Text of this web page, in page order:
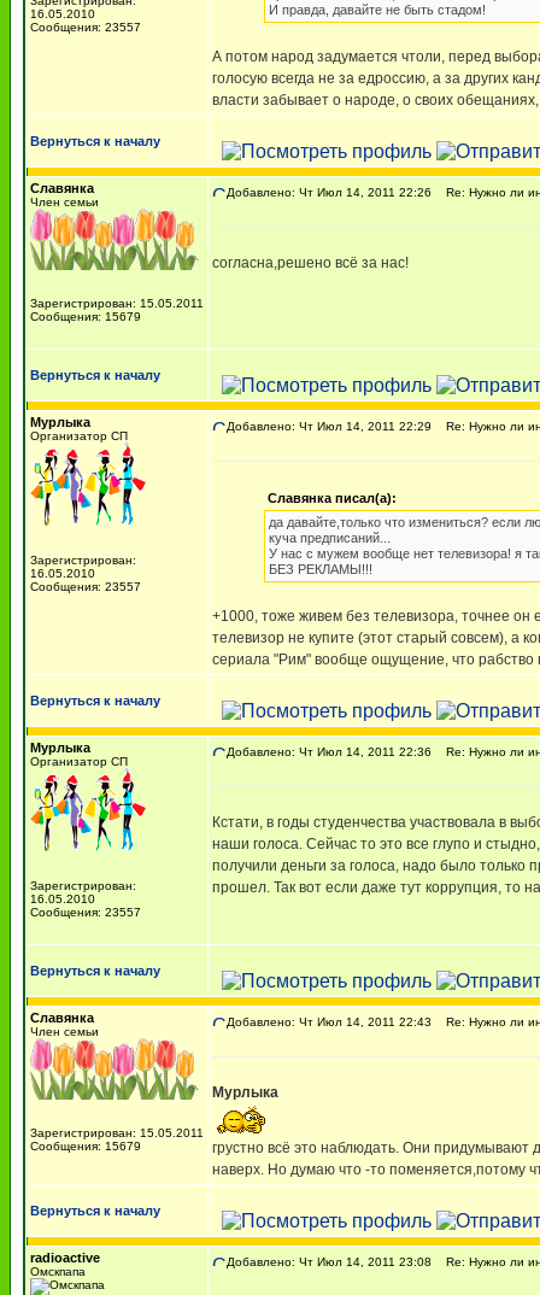
16.05.2010
Сообщения: 23557
И правда, давайте не быть стадом!
А потом народ задумается чтоли, перед
голосую всегда не за едроссию, а за других
власти забывает о народе, о своих
Вернуться к началу
Славянка
Член семьи
Зарегистрирован: 15.05.2011
Сообщения: 15679
Добавлено: Чт Июл 14, 2011 22:26 Re: Нужно ли
согласна,решено всё за нас!
Вернуться к началу
Мурлыка
Организатор СП
Зарегистрирован:
16.05.2010
Сообщения: 23557
Добавлено: Чт Июл 14, 2011 22:29 Re: Нужно ли
Славянка писал(а):
да давайте,только что измениться? если
куча предписаний...
У нас с мужем вообще нет телевизора! я
БЕЗ РЕКЛАМЫ!!!
+1000, тоже живем без телевизора, точнее он
телевизор не купите (этот старый совсем), а
сериала "Рим" вообще ощущение, что рабство
Вернуться к началу
Мурлыка
Организатор СП
Зарегистрирован:
16.05.2010
Сообщения: 23557
Добавлено: Чт Июл 14, 2011 22:36 Re: Нужно ли
Кстати, в годы студенчества участвовала в
наши голоса. Сейчас то это все глупо и
получили деньги за голоса, надо было только
прошел. Так вот если даже тут коррупция, то
Вернуться к началу
Славянка
Член семьи
Зарегистрирован: 15.05.2011
Сообщения: 15679
Добавлено: Чт Июл 14, 2011 22:43 Re: Нужно ли
Мурлыка
грустно всё это наблюдать. Они
наверх. Но думаю что -то поменяется,потому
Вернуться к началу
radioactive
Омскпапа
Добавлено: Чт Июл 14, 2011 23:08 Re: Нужно ли